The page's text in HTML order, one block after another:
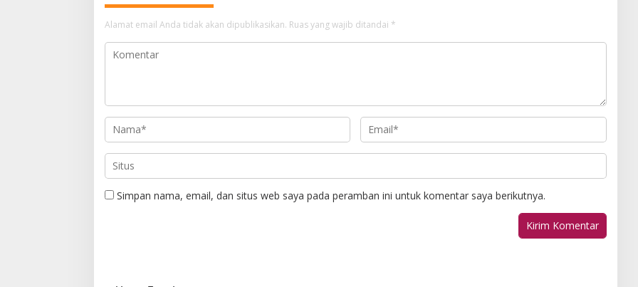
Alamat email Anda tidak akan dipublikasikan. Ruas yang wajib ditandai *
Simpan nama, email, dan situs web saya pada peramban ini untuk komentar saya berikutnya.